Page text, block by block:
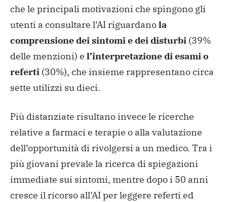
che le principali motivazioni che spingono gli
utenti a consultare l’AI riguardanola
comprensione dei sintomi e dei disturbi (39%
delle menzioni) e l’interpretazione di esami o
referti (30%), che insieme rappresentano circa
sette utilizzi su dieci.
Più distanziate risultano invece le ricerche
relative a farmaci e terapie o alla valutazione
dell’opportunità di rivolgersi a un medico. Tra i
più giovani prevale la ricerca di spiegazioni
immediate sui sintomi, mentre dopo i 50 anni
cresce il ricorso all’AI per leggere referti ed